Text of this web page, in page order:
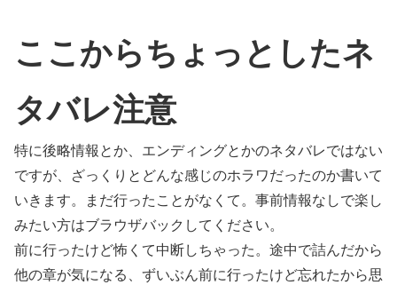
ここからちょっとしたネ
タバレ注意
特に後略情報とか、エンディングとかのネタバレではない
ですが、ざっくりとどんな感じのホラワだったのか書いて
いきます。まだ行ったことがなくて。事前情報なしで楽し
みたい方はブラウザバックしてください。
前に行ったけど怖くて中断しちゃった。途中で詰んだから
他の章が気になる、ずいぶん前に行ったけど忘れたから思